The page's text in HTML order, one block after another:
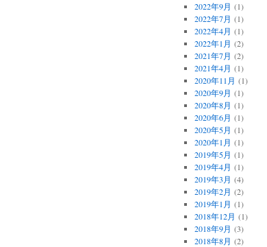
2022年9月 (1)
2022年7月 (1)
2022年4月 (1)
2022年1月 (2)
2021年7月 (2)
2021年4月 (1)
2020年11月 (1)
2020年9月 (1)
2020年8月 (1)
2020年6月 (1)
2020年5月 (1)
2020年1月 (1)
2019年5月 (1)
2019年4月 (1)
2019年3月 (4)
2019年2月 (2)
2019年1月 (1)
2018年12月 (1)
2018年9月 (3)
2018年8月 (2)